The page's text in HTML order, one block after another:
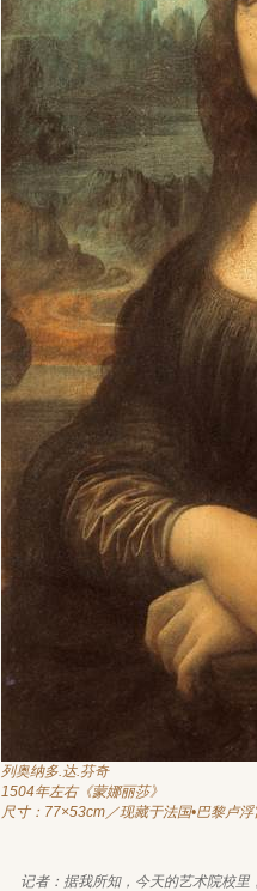
列奥纳多.达.芬奇
1504年左右《蒙娜丽莎》
尺寸：77×53cm／现藏于法国•巴黎卢浮
记者：据我所知，今天的艺术院校